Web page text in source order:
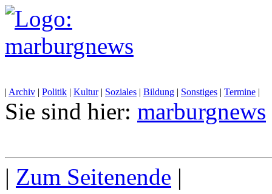
| Archiv | Politik | Kultur| Soziales | Bildung | Sonstiges | Termine |
Sie sind hier: marburgnews
| Zum Seitenende |